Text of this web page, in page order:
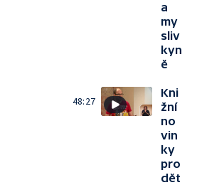
a
my
sliv
kyn
ě
48:27
Kni
žní
no
vin
ky
pro
dět